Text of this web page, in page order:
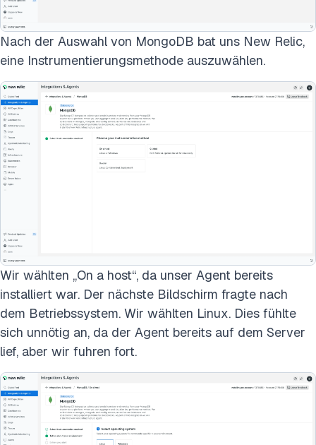
Nach der Auswahl von MongoDB bat uns New Relic,
eine Instrumentierungsmethode auszuwählen.
Wir wählten „On a host“, da unser Agent bereits
installiert war. Der nächste Bildschirm fragte nach
dem Betriebssystem. Wir wählten Linux. Dies fühlte
sich unnötig an, da der Agent bereits auf dem Server
lief, aber wir fuhren fort.